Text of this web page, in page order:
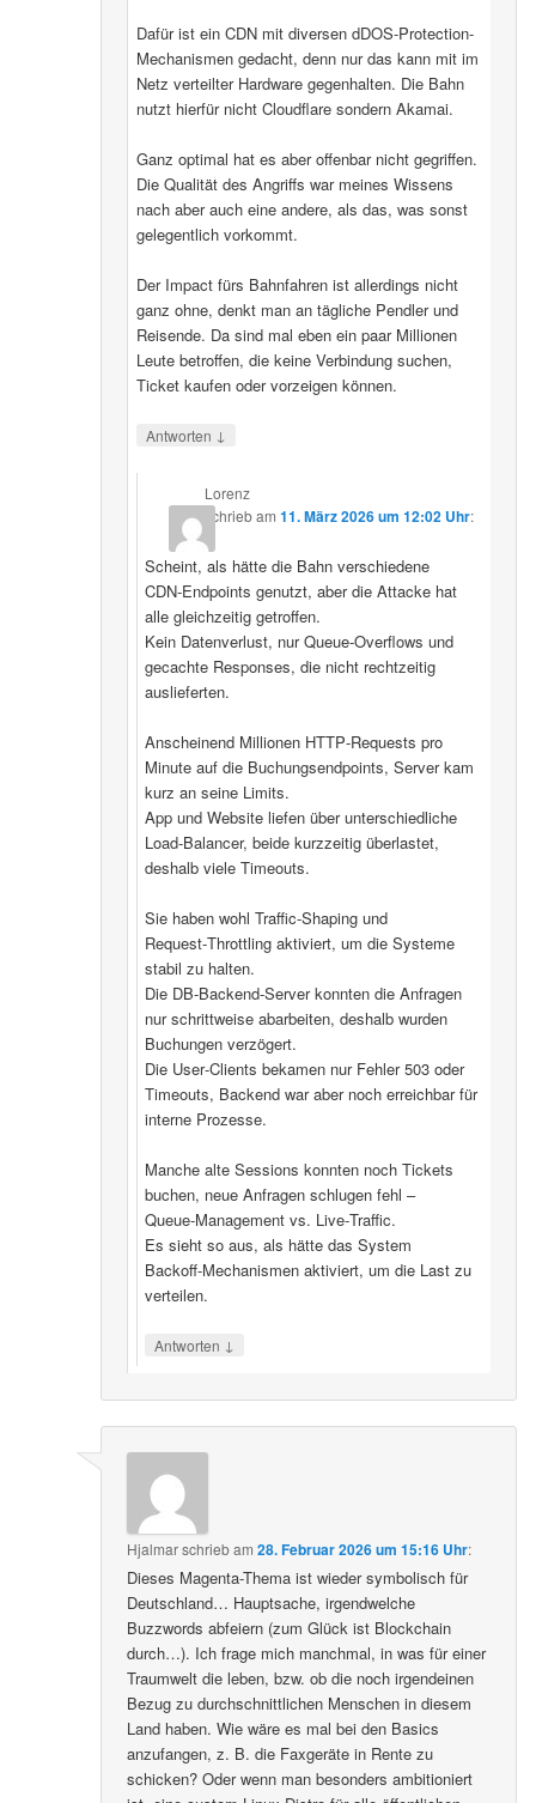
Dafür ist ein CDN mit diversen dDOS-Protection-
Mechanismen gedacht, denn nur das kann mit im
Netz verteilter Hardware gegenhalten. Die Bahn
nutzt hierfür nicht Cloudflare sondern Akamai.
Ganz optimal hat es aber offenbar nicht gegriffen.
Die Qualität des Angriffs war meines Wissens
nach aber auch eine andere, als das, was sonst
gelegentlich vorkommt.
Der Impact fürs Bahnfahren ist allerdings nicht
ganz ohne, denkt man an tägliche Pendler und
Reisende. Da sind mal eben ein paar Millionen
Leute betroffen, die keine Verbindung suchen,
Ticket kaufen oder vorzeigen können.
Antworten ↓
Lorenz
schriebam11. März 2026 um 12:02 Uhr:
Scheint, als hätte die Bahn verschiedene
CDN‑Endpoints genutzt, aber die Attacke hat
alle gleichzeitig getroffen.
Kein Datenverlust, nur Queue‑Overflows und
gecachte Responses, die nicht rechtzeitig
auslieferten.
Anscheinend Millionen HTTP‑Requests pro
Minute auf die Buchungsendpoints, Server kam
kurz an seine Limits.
App und Website liefen über unterschiedliche
Load‑Balancer, beide kurzzeitig überlastet,
deshalb viele Timeouts.
Sie haben wohl Traffic‑Shaping und
Request‑Throttling aktiviert, um die Systeme
stabil zu halten.
Die DB‑Backend-Server konnten die Anfragen
nur schrittweise abarbeiten, deshalb wurden
Buchungen verzögert.
Die User‑Clients bekamen nur Fehler 503 oder
Timeouts, Backend war aber noch erreichbar für
interne Prozesse.
Manche alte Sessions konnten noch Tickets
buchen, neue Anfragen schlugen fehl –
Queue‑Management vs. Live‑Traffic.
Es sieht so aus, als hätte das System
Backoff‑Mechanismen aktiviert, um die Last zu
verteilen.
Antworten ↓
Hjalmarschriebam28. Februar 2026 um 15:16 Uhr:
Dieses Magenta-Thema ist wieder symbolisch für
Deutschland… Hauptsache, irgendwelche
Buzzwords abfeiern (zum Glück ist Blockchain
durch…). Ich frage mich manchmal, in was für einer
Traumwelt die leben, bzw. ob die noch irgendeinen
Bezug zu durchschnittlichen Menschen in diesem
Land haben. Wie wäre es mal bei den Basics
anzufangen, z. B. die Faxgeräte in Rente zu
schicken? Oder wenn man besonders ambitioniert